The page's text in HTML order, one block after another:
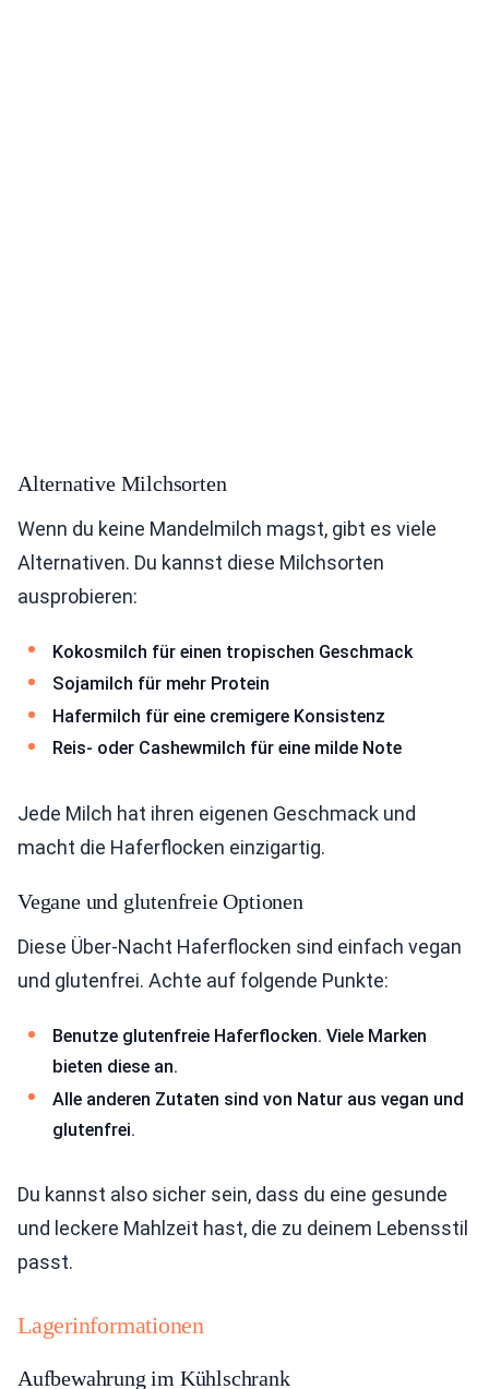
Alternative Milchsorten
Wenn du keine Mandelmilch magst, gibt es viele
Alternativen. Du kannst diese Milchsorten
ausprobieren:
Kokosmilch für einen tropischen Geschmack
Sojamilch für mehr Protein
Hafermilch für eine cremigere Konsistenz
Reis- oder Cashewmilch für eine milde Note
Jede Milch hat ihren eigenen Geschmack und
macht die Haferflocken einzigartig.
Vegane und glutenfreie Optionen
Diese Über-Nacht Haferflocken sind einfach vegan
und glutenfrei. Achte auf folgende Punkte:
Benutze glutenfreie Haferflocken. Viele Marken
bieten diese an.
Alle anderen Zutaten sind von Natur aus vegan und
glutenfrei.
Du kannst also sicher sein, dass du eine gesunde
und leckere Mahlzeit hast, die zu deinem Lebensstil
passt.
Lagerinformationen
Aufbewahrung im Kühlschrank